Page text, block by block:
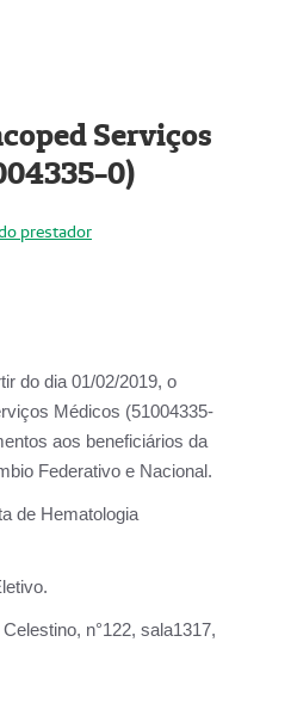
Serviços
0)
prestador
do dia 01/02/2019, o
Médicos (51004335-
aos beneficiários da
Federativo e Nacional.
de Hematologia
n°122, sala1317,